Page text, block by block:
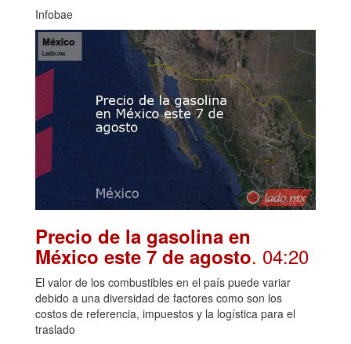
Infobae
Precio de la gasolina en
México este 7 de agosto. 04:20
El valor de los combustibles en el país puede variar
debido a una diversidad de factores como son los
costos de referencia, impuestos y la logística para el
traslado